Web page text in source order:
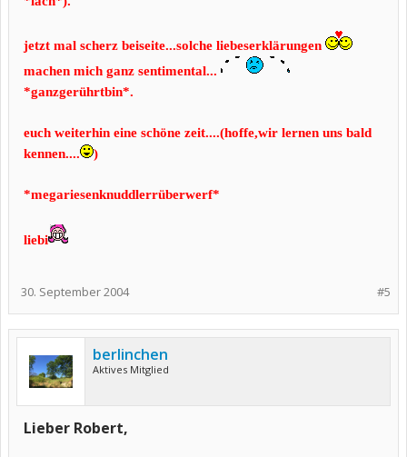
jetzt mal scherz beiseite...solche liebeserklärungen
machen mich ganz sentimental...
*ganzgerührtbin*.
euch weiterhin eine schöne zeit....(hoffe,wir lernen uns bald
kennen....
)
*megariesenknuddlerrüberwerf*
liebi
#5
30. September 2004
berlinchen
Aktives Mitglied
Lieber Robert,